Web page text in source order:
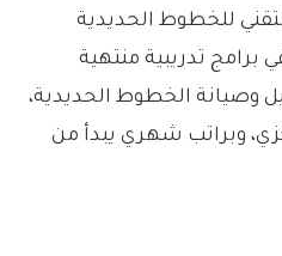
للخطوط الحديدية
تدريبية منتهية
وصيانة الخطوط الحديدية،
وبراتب شهري يبدأ من